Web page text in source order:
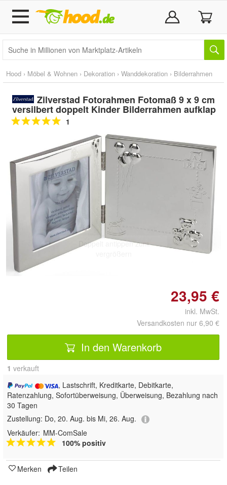
Hood › Möbel & Wohnen › Dekoration › Wanddekoration › Bilderrahmen
Zilverstad Fotorahmen Fotomaß 9 x 9 cm
versilbert doppelt Kinder Bilderrahmen aufklap
1
Doppelt antippen zum
23,95 €
inkl. MwSt.
Versandkosten nur 6,90 €
In den Warenkorb
1 verkauft
, Lastschrift, Kreditkarte, Debitkarte,
Ratenzahlung, Sofortüberweisung, Überweisung, Bezahlung nach
30 Tagen
Zustellung: Do, 20. Aug. bis Mi, 26. Aug.
Verkäufer: MM-ComSale
100% positiv
Merken Teilen